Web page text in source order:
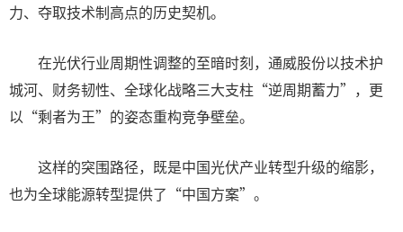
力、夺取技术制高点的历史契机。
在光伏行业周期性调整的至暗时刻，通威股份以技术护
城河、财务韧性、全球化战略三大支柱“逆周期蓄力”，更
以“剩者为王”的姿态重构竞争壁垒。
这样的突围路径，既是中国光伏产业转型升级的缩影，
也为全球能源转型提供了“中国方案”。